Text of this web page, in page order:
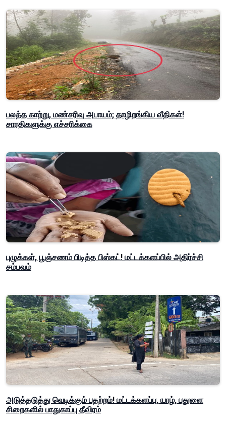
பலத்த காற்று, மண்சரிவு அபாயம்; தாழிறங்கிய வீதிகள்!
சாரதிகளுக்கு எச்சரிக்கை
புழுக்கள், பூஞ்சணம் பிடித்த பிஸ்கட்! மட்டக்களப்பில் அதிர்ச்சி
சம்பவம்
அடுத்தடுத்து வெடிக்கும் பதற்றம்! மட்டக்களப்பு, யாழ், பதுளை
சிறைகளில் பாதுகாப்பு தீவிரம்